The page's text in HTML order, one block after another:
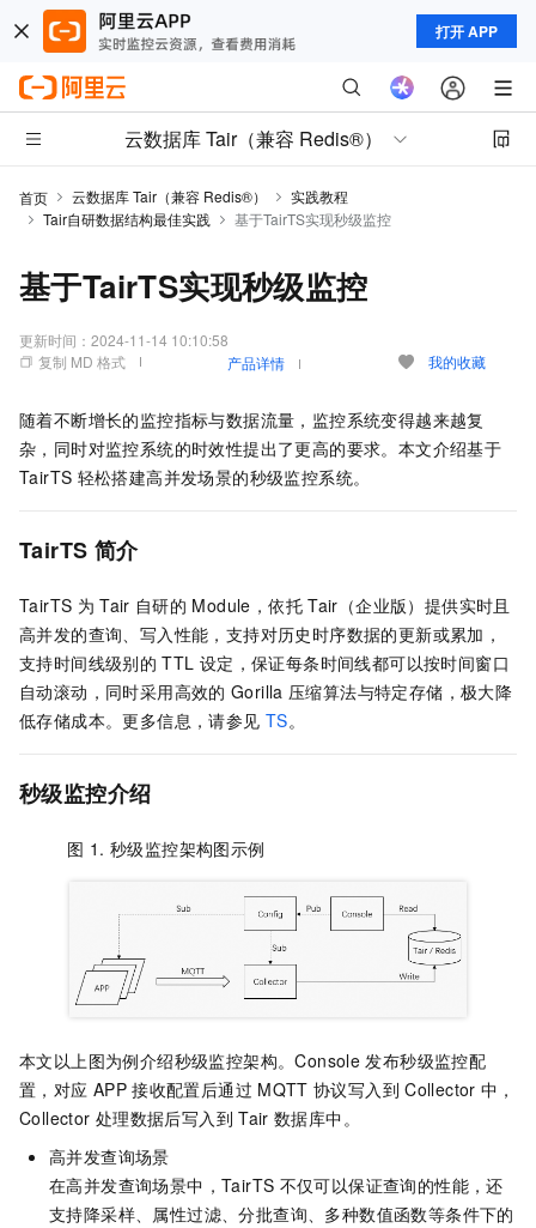
打开 APP
云数据库 Tair（兼容 Redis®）
首页 云数据库 Tair（兼容 Redis®）
实践教程
Tair自研数据结构最佳实践
基于TairTS实现秒级监控
基于TairTS实现秒级监控
更新时间： 2024-11-14 10:10:58
复制 MD 格式
产品详情 我的收藏
随着不断增长的监控指标与数据流量，监控系统变得越来越复
杂，同时对监控系统的时效性提出了更高的要求。本文介绍基于
TairTS 轻松搭建高并发场景的秒级监控系统。
TairTS 简介
TairTS 为 Tair 自研的 Module，依托 Tair（企业版） 提供实时且
高并发的查询、写入性能，支持对历史时序数据的更新或累加，
支持时间线级别的 TTL 设定，保证每条时间线都可以按时间窗口
自动滚动，同时采用高效的 Gorilla 压缩算法与特定存储，极大降
低存储成本。更多信息，请参见 TS。
秒级监控介绍
图 1. 秒级监控架构图示例
本文以上图为例介绍秒级监控架构。Console 发布秒级监控配
置，对应 APP 接收配置后通过 MQTT 协议写入到 Collector 中，
Collector 处理数据后写入到 Tair 数据库中。
高并发查询场景
在高并发查询场景中，TairTS 不仅可以保证查询的性能，还
支持降采样、属性过滤、分批查询、多种数值函数等条件下的